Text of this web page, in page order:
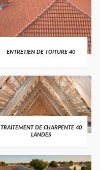
ENTRETIEN DE TOITURE 40
TRAITEMENT DE CHARPENTE 40
LANDES